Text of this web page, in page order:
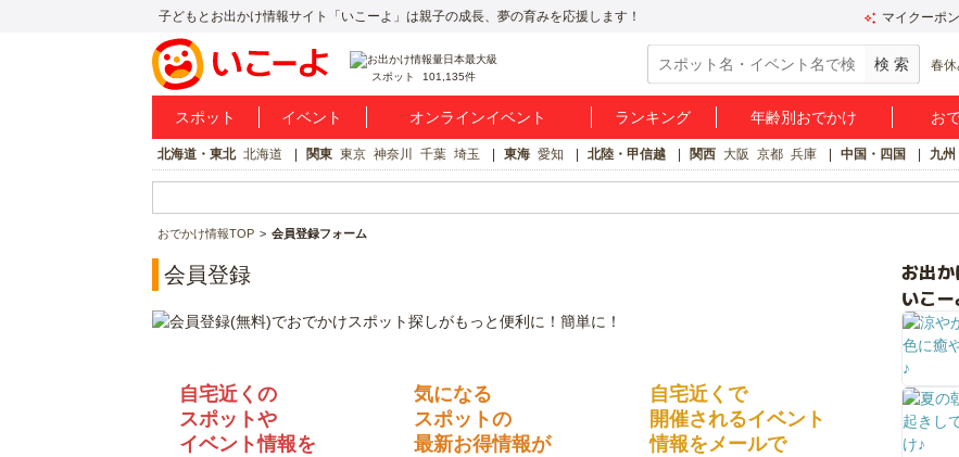
子どもとお出かけ情報サイト「いこーよ」は親子の成長、夢の育みを応援します！ マイクーポン
スポット 101,135件
春休
スポット イベント オンラインイベント ランキング 年齢別おでかけ お
北海道・東北 北海道 関東 東京 神奈川 千葉 埼玉 東海 愛知 北陸・甲信越 関西 大阪 京都 兵庫 中国・四国 九州
おでかけ情報TOP 会員登録フォーム
会員登録
自宅近くの
スポットや
イベント情報を
気になる
スポットの
最新お得情報が
自宅近くで
開催されるイベント
情報をメールで
お出
いこ